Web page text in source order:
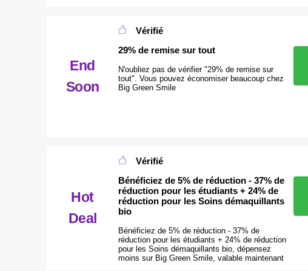
End
Soon
Vérifié
29% de remise sur tout
N'oubliez pas de vérifier "29% de remise sur
tout". Vous pouvez économiser beaucoup chez
Big Green Smile
Hot
Deal
Vérifié
Bénéficiez de 5% de réduction - 37% de
réduction pour les étudiants + 24% de
réduction pour les Soins démaquillants
bio
Bénéficiez de 5% de réduction - 37% de
réduction pour les étudiants + 24% de réduction
pour les Soins démaquillants bio, dépensez
moins sur Big Green Smile, valable maintenant